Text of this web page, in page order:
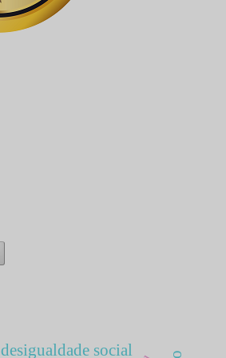
desigualdade social